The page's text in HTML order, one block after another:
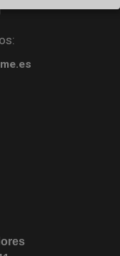
ventana nueva)
en ventana nueva)
(abre en
nueva)
(abre en ventana nueva)
Blog (abre en ventana
ventana nueva)